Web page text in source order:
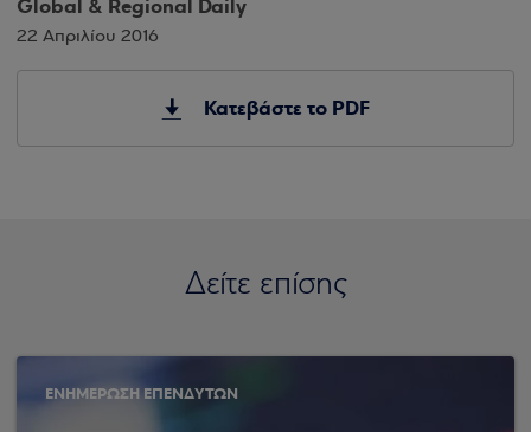
Global & Regional Daily
22 Απριλίου 2016
Κατεβάστε το PDF
Δείτε επίσης
ΕΝΗΜΕΡΩΣΗ ΕΠΕΝΔΥΤΩΝ